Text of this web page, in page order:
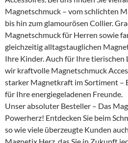
Magnetschmuck – vom schlichten
bis hin zum glamourösen Collier.
Magnetschmuck für Herren sowie
gleichzeitig alltagstauglichen
Ihre Kinder. Auch für Ihre tierischen
wir kraftvolle Magnetschmuck
starker Magnetkraft im Sortiment –
für Ihre energiegeladenen Freunde.
Unser absoluter Besteller – Das
Powerherz! Entdecken Sie beim
so wie viele überzeugte Kunden